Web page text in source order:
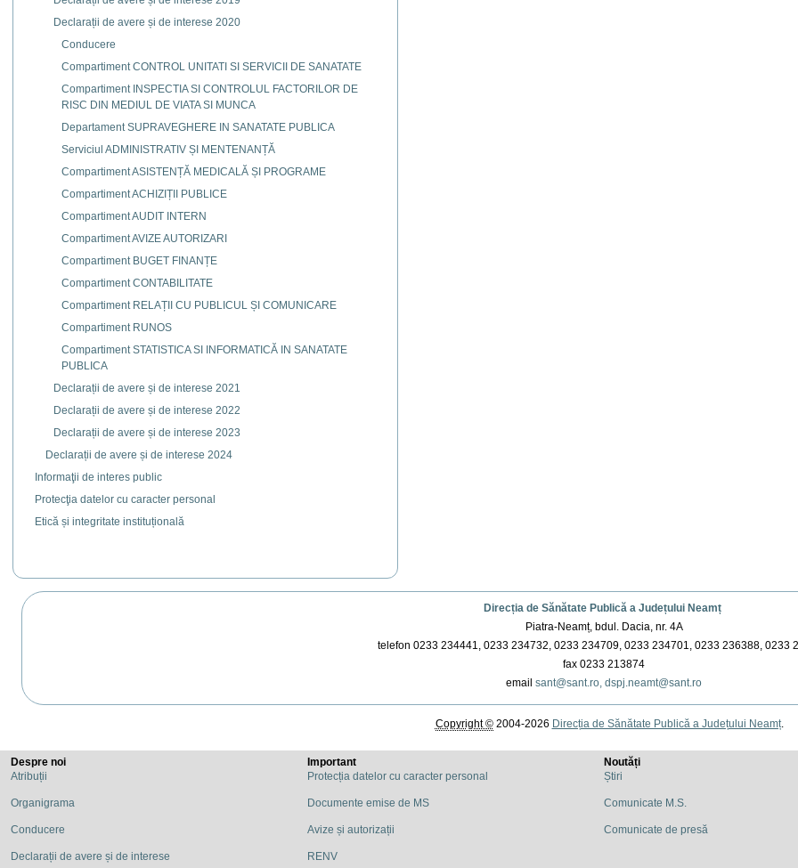
Declarații de avere și de interese 2020
Conducere
Compartiment CONTROL UNITATI SI SERVICII DE SANATATE
Compartiment INSPECTIA SI CONTROLUL FACTORILOR DE
RISC DIN MEDIUL DE VIATA SI MUNCA
Departament SUPRAVEGHERE IN SANATATE PUBLICA
Serviciul ADMINISTRATIV ȘI MENTENANȚĂ
Compartiment ASISTENȚĂ MEDICALĂ ȘI PROGRAME
Compartiment ACHIZIȚII PUBLICE
Compartiment AUDIT INTERN
Compartiment AVIZE AUTORIZARI
Compartiment BUGET FINANȚE
Compartiment CONTABILITATE
Compartiment RELAȚII CU PUBLICUL ȘI COMUNICARE
Compartiment RUNOS
Compartiment STATISTICA SI INFORMATICĂ IN SANATATE
PUBLICA
Declarații de avere și de interese 2021
Declarații de avere și de interese 2022
Declarații de avere și de interese 2023
Declarații de avere și de interese 2024
Informaţii de interes public
Protecţia datelor cu caracter personal
Etică și integritate instituțională
Direcția de Sănătate Publică a Județului Neamț
Piatra-Neamț, bdul. Dacia, nr. 4A
telefon 0233 234441, 0233 234732, 0233 234709, 0233 234701, 0233 236388, 0233
fax 0233 213874
email sant@sant.ro, dspj.neamt@sant.ro
Copyright ©2004-2026 Direcția de Sănătate Publică a Județului Neamț.
Despre noi
Atribuții
Organigrama
Conducere
Declarații de avere și de interese
Important
Protecția datelor cu caracter personal
Documente emise de MS
Avize și autorizații
RENV
Noutăți
Știri
Comunicate M.S.
Comunicate de presă